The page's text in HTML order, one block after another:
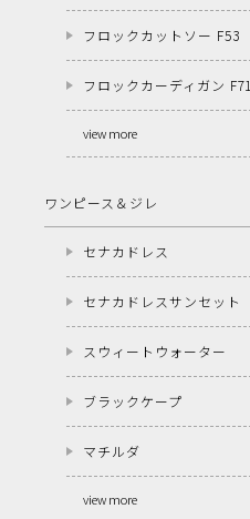
フロックカットソー F53
フロックカーディガン F71
view more
ワンピース＆ジレ
セナカドレス
セナカドレスサンセット
スウィートウォーター
ブラックケープ
マチルダ
view more